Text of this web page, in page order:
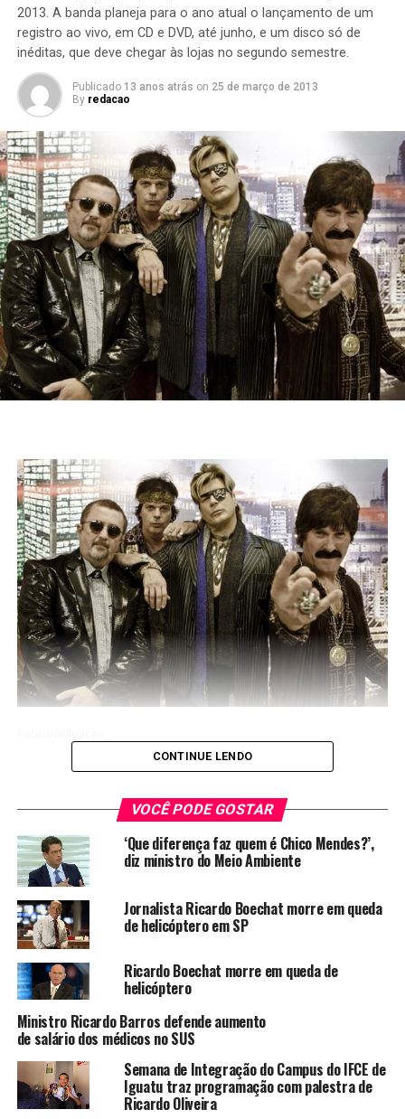
2013. A banda planeja para o ano atual o lançamento de um
registro ao vivo, em CD e DVD, até junho, e um disco só de
inéditas, que deve chegar às lojas no segundo semestre.
Publicado 13 anos atrás on 25 de março de 2013
By redacao
O RPM corre contra o tempo neste 2013. A banda planeja
CD e DVD, até junho, e um disco só de inéditas, que deve
chegar às lojas no segundo semestre.
Como se a agenda já não estivesse cheia o bastante com
as novas composições e os preparativos para a gravação
do disco ao vivo, Paulo (voz e baixo), Luiz Schiavon
(teclados), Fernando Deluqui (guitarra) e Paulo P.A.
Pagni (bateria) irão reeditar a canção “Vidro e Cola
(Linda)”, a “balada mais tradicional de Elektra”, como
definiu Paulo Ricardo à Rolling Stone Brasil.
A ideia surgiu justamente porque, como colocou o
vocalista, a música cresceu sozinha. “Ela foi um cavalo
CONTINUE LENDO
VOCÊ PODE GOSTAR
‘Que diferença faz quem é Chico Mendes?’,
diz ministro do Meio Ambiente
Jornalista Ricardo Boechat morre em queda
de helicóptero em SP
Ricardo Boechat morre em queda de
helicóptero
Ministro Ricardo Barros defende aumento
de salário dos médicos no SUS
Semana de Integração do Campus do IFCE de
Iguatu traz programação com palestra de
Ricardo Oliveira